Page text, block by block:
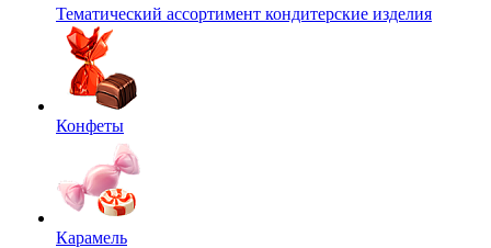
Тематический ассортимент кондитерские изделия
Конфеты
Карамель